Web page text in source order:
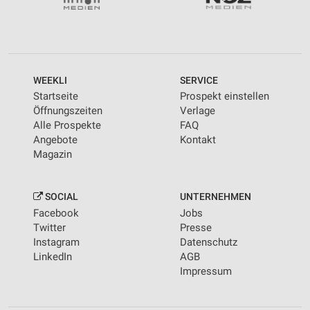
WEEKLI
Startseite
Öffnungszeiten
Alle Prospekte
Angebote
Magazin
SERVICE
Prospekt einstellen
Verlage
FAQ
Kontakt
SOCIAL
Facebook
Twitter
Instagram
LinkedIn
UNTERNEHMEN
Jobs
Presse
Datenschutz
AGB
Impressum
personalisierter Werbung
personalisierter Inhalte
Messung der Werbeleistung
Messung der Performance von Inhalten
Quellen
Entwicklung und Verbesserung der Angebote
Verwendung reduzierter Daten zur Auswahl von
Inhalten